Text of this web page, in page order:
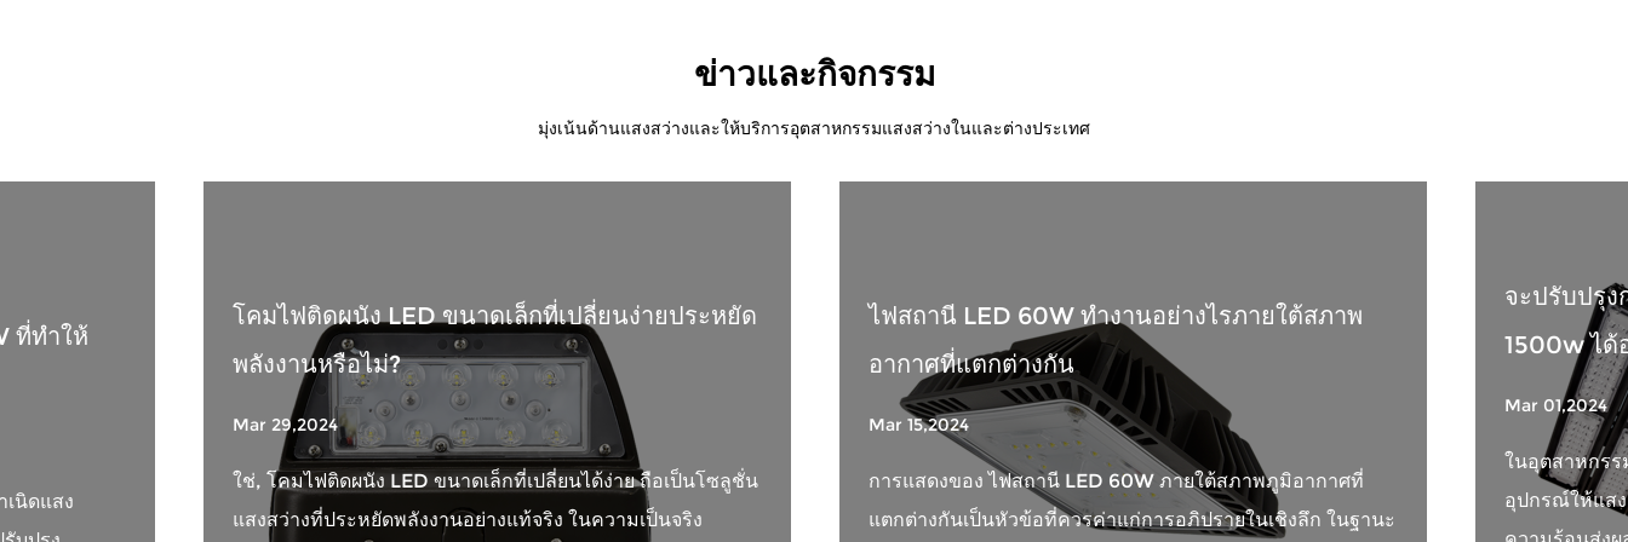
ข่าวและกิจกรรม
มุ่งเน้นด้านแสงสว่างและให้บริการอุตสาหกรรมแสงสว่างในและต่างประเทศ
ที่ทำให้
นิดแสง
โคมไฟติดผนัง LED ขนาดเล็กที่เปลี่ยนง่ายประหยัด
พลังงานหรือไม่?
Mar 29,2024
ใช่, โคมไฟติดผนัง LED ขนาดเล็กที่เปลี่ยนได้ง่าย ถือเป็นโซลูชั่น
แสงสว่างที่ประหยัดพลังงานอย่างแท้จริง ในความเป็นจริง
ไฟสถานี LED 60W ทำงานอย่างไรภายใต้สภาพ
อากาศที่แตกต่างกัน
Mar 15,2024
การแสดงของ ไฟสถานี LED 60W ภายใต้สภาพภูมิอากาศที่
แตกต่างกันเป็นหัวข้อที่ควรค่าแก่การอภิปรายในเชิงลึก ในฐานะ
จะปรับปรุง
1500w ได้
Mar 01,2024
ในอุตสาหกรร
อุปกรณ์ให้แสง